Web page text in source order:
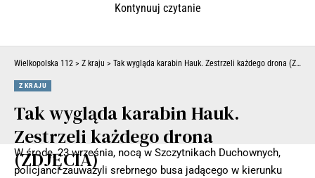
W środę, 23 września, nocą w Szczytnikach Duchownych,
policjanci zauważyli srebrnego busa jadącego w kierunku
Kontynuuj czytanie
Wielkopolska 112 > Z kraju > Tak wygląda karabin Hauk. Zestrzeli każdego drona (ZDJĘCIA)
Z KRAJU
Tak wygląda karabin Hauk.
Zestrzeli każdego drona
(ZDJĘCIA)